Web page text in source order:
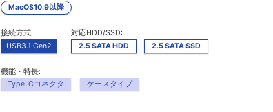
MacOS10.9以降
接続方式:
USB3.1 Gen2
対応HDD/SSD:
2.5 SATA HDD
2.5 SATA SSD
機能・特長:
Type-Cコネクタ
ケースタイプ